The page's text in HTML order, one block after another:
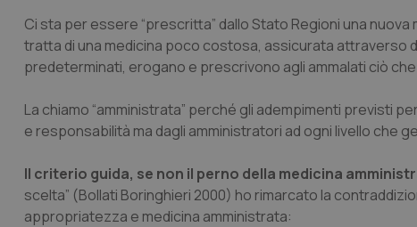
Ci sta per essere “prescritta” dallo Stato Regioni una
tratta di una medicina poco costosa, assicurata attraverso
predeterminati, erogano e prescrivono agli ammalati ciò
La chiamo “amministrata” perché gli adempimenti previsti
e responsabilità ma dagli amministratori ad ogni livello che
Il criterio guida, se non il perno della medicina
scelta” (Bollati Boringhieri 2000) ho rimarcato la
appropriatezza e medicina amministrata: